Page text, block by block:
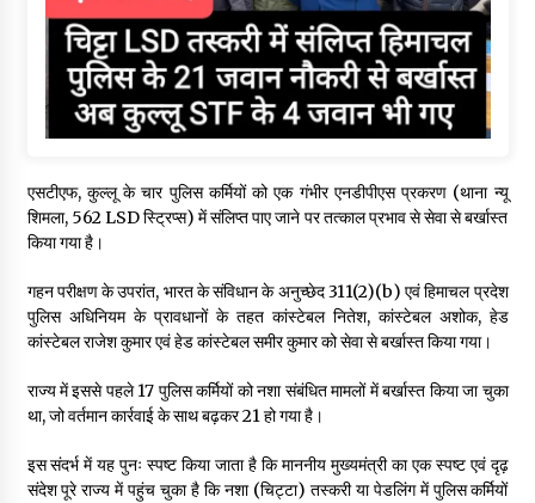
एसटीएफ, कुल्लू के चार पुलिस कर्मियों को एक गंभीर एनडीपीएस प्रकरण (थाना न्यू
शिमला, 562 LSD स्ट्रिप्स) में संलिप्त पाए जाने पर तत्काल प्रभाव से सेवा से बर्खास्त
किया गया है।
गहन परीक्षण के उपरांत, भारत के संविधान के अनुच्छेद 311(2)(b) एवं हिमाचल प्रदेश
पुलिस अधिनियम के प्रावधानों के तहत कांस्टेबल नितेश, कांस्टेबल अशोक, हेड
कांस्टेबल राजेश कुमार एवं हेड कांस्टेबल समीर कुमार को सेवा से बर्खास्त किया गया।
राज्य में इससे पहले 17 पुलिस कर्मियों को नशा संबंधित मामलों में बर्खास्त किया जा चुका
था, जो वर्तमान कार्रवाई के साथ बढ़कर 21 हो गया है।
इस संदर्भ में यह पुनः स्पष्ट किया जाता है कि माननीय मुख्यमंत्री का एक स्पष्ट एवं दृढ़
संदेश पूरे राज्य में पहुंच चुका है कि नशा (चिट्टा) तस्करी या पेडलिंग में पुलिस कर्मियों